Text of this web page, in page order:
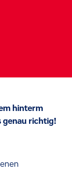
hinterm
genau richtig!